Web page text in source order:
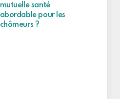
mutuelle santé
abordable pour les
chômeurs ?